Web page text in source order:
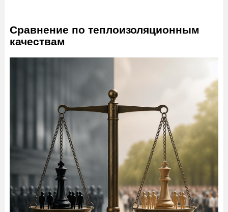
Сравнение по теплоизоляционным
качествам